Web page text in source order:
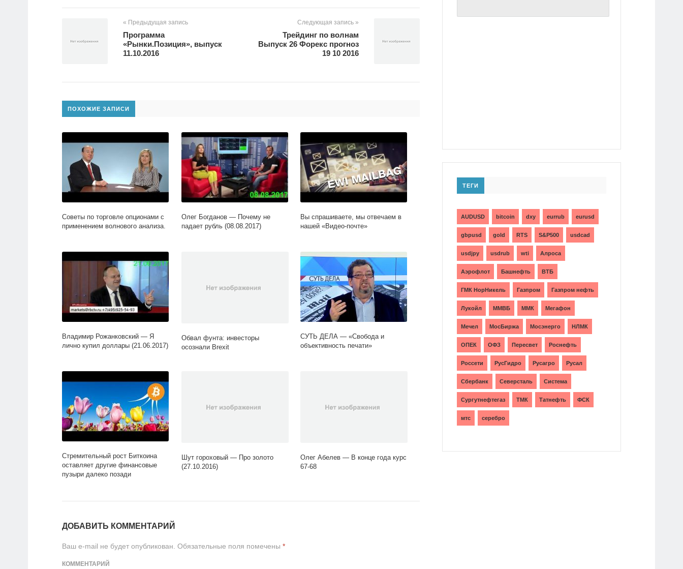
« Предыдущая запись
Программа
«Рынки.Позиция», выпуск
11.10.2016
Следующая запись »
Трейдинг по волнам
Выпуск 26 Форекс прогноз
19 10 2016
ПОХОЖИЕ ЗАПИСИ
Советы по торговле опционами с
применением волнового анализа.
Олег Богданов — Почему не
падает рубль (08.08.2017)
Вы спрашиваете, мы отвечаем в
нашей «Видео-почте»
Владимир Рожанковский — Я
лично купил доллары (21.06.2017)
Обвал фунта: инвесторы
осознали Brexit
СУТЬ ДЕЛА — «Свобода и
объективность печати»
Стремительный рост Биткоина
оставляет другие финансовые
пузыри далеко позади
Шут гороховый — Про золото
(27.10.2016)
Олег Абелев — В конце года курс
67-68
ДОБАВИТЬ КОММЕНТАРИЙ
Ваш e-mail не будет опубликован. Обязательные поля помечены *
КОММЕНТАРИЙ
ТЕГИ
AUDUSD bitcoin dxy eurrub eurusd
gbpusd gold RTS S&P500 usdcad
usdjpy usdrub wti Алроса
Аэрофлот Башнефть ВТБ
ГМК НорНикель Газпром Газпром нефть
Лукойл ММВБ ММК Мегафон
Мечел МосБиржа Мосэнерго НЛМК
ОПЕК ОФЗ Пересвет Роснефть
Россети РусГидро Русагро Русал
Сбербанк Северсталь Система
Сургутнефтегаз ТМК Татнефть ФСК
мтс серебро